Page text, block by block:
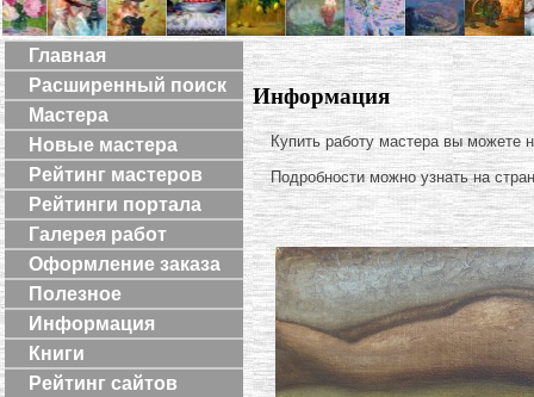
Главная
Расширенный поиск
Мастера
Новые мастера
Рейтинг мастеров
Рейтинги портала
Галерея работ
Оформление заказа
Полезное
Информация
Книги
Рейтинг сайтов
Информация
Купить работу мастера вы можете
Подробности можно узнать на